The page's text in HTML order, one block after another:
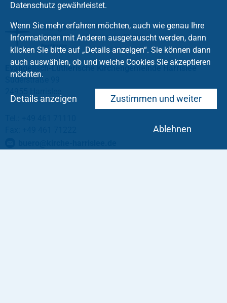
Evangelisch-Lutherische Kirchengemeinde Harrislee
Süderstraße 99
Datenschutz gewährleistet.
Wenn Sie mehr erfahren möchten, auch wie genau Ihre
Informationen mit Anderen ausgetauscht werden, dann
klicken Sie bitte auf „Details anzeigen“. Sie können dann
auch auswählen, ob und welche Cookies Sie akzeptieren
möchten.
Zustimmen und weiter
Details anzeigen
Ablehnen